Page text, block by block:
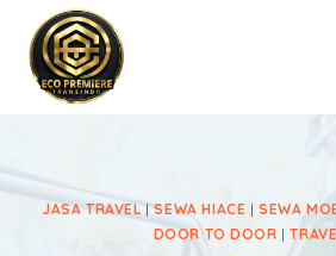
JASA TRAVEL |SEWA HIACE |SEWA
DOOR TO DOOR |